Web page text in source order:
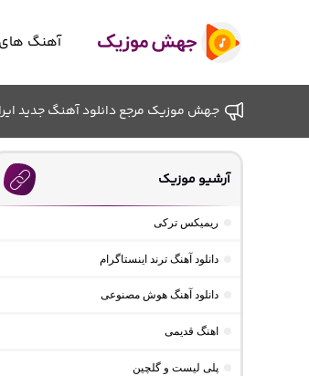
آهنگ
جهش موزیک مرجع دانلود آهنگ جدید
آرشیو موزیک
ریمیکس ترکی
دانلود آهنگ ترند اینستاگرام
دانلود آهنگ هوش مصنوعی
اهنگ قدیمی
پلی لیست و گلچین